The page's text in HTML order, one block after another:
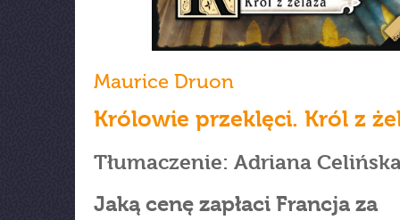
Maurice Druon
Królowie przeklęci. Król z
Tłumaczenie: Adriana
Jaką cenę zapłaci Francja za